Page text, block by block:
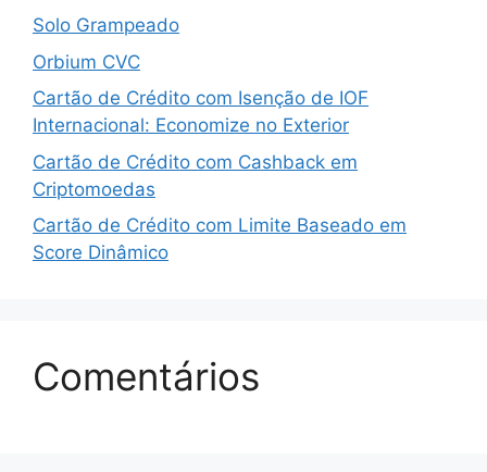
Solo Grampeado
Orbium CVC
Cartão de Crédito com Isenção de IOF
Internacional: Economize no Exterior
Cartão de Crédito com Cashback em
Criptomoedas
Cartão de Crédito com Limite Baseado em
Score Dinâmico
Comentários